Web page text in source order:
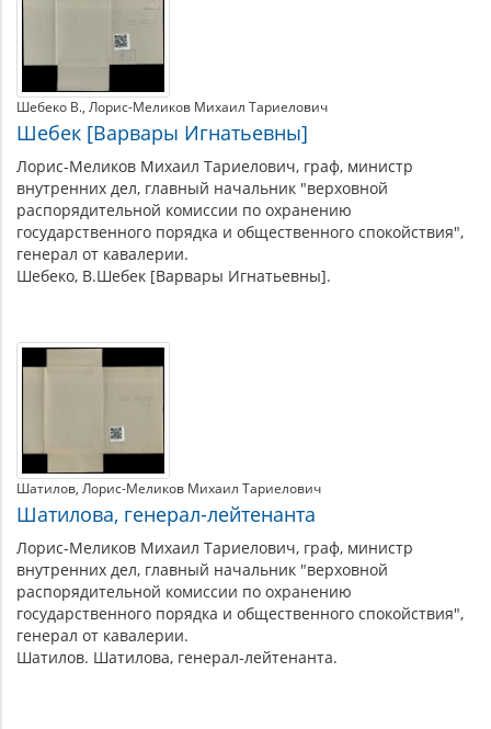
Шебеко В. Лорис-Меликов Михаил Тариелович
Шебек [Варвары Игнатьевны]
Лорис-Меликов Михаил Тариелович, граф, министр
внутренних дел, главный начальник "верховной
распорядительной комиссии по охранению
государственного порядка и общественного спокойствия",
генерал от кавалерии.
Шебеко, В.Шебек [Варвары Игнатьевны].
Шатилов Лорис-Меликов Михаил Тариелович
Шатилова, генерал-лейтенанта
Лорис-Меликов Михаил Тариелович, граф, министр
внутренних дел, главный начальник "верховной
распорядительной комиссии по охранению
государственного порядка и общественного спокойствия",
генерал от кавалерии.
Шатилов. Шатилова, генерал-лейтенанта.